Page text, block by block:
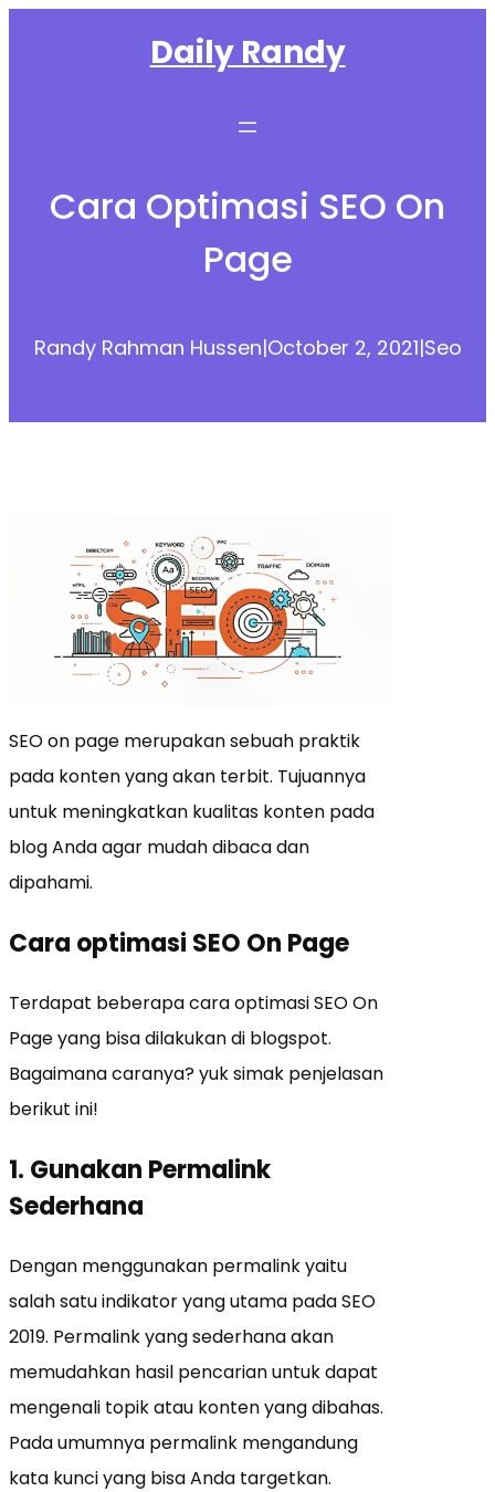
Daily Randy
Cara Optimasi SEO On
Page
Randy Rahman Hussen|October 2, 2021|Seo
SEO on page merupakan sebuah praktik
pada konten yang akan terbit. Tujuannya
untuk meningkatkan kualitas konten pada
blog Anda agar mudah dibaca dan
dipahami.
Cara optimasi SEO On Page
Terdapat beberapa cara optimasi SEO On
Page yang bisa dilakukan di blogspot.
Bagaimana caranya? yuk simak penjelasan
berikut ini!
1. Gunakan Permalink
Sederhana
Dengan menggunakan permalink yaitu
salah satu indikator yang utama pada SEO
2019. Permalink yang sederhana akan
memudahkan hasil pencarian untuk dapat
mengenali topik atau konten yang dibahas.
Pada umumnya permalink mengandung
kata kunci yang bisa Anda targetkan.